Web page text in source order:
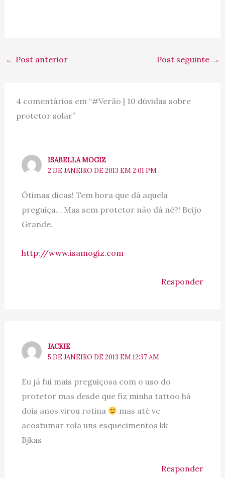
← Post anterior Post seguinte →
4 comentários em “#Verão | 10 dúvidas sobre
protetor solar”
ISABELLA MOGIZ
2 DE JANEIRO DE 2013 EM 2:01 PM
Ótimas dicas! Tem hora que dá aquela
preguiça… Mas sem protetor não dá né?! Beijo
Grande.
http://www.isamogiz.com
Responder
JACKIE
5 DE JANEIRO DE 2013 EM 12:37 AM
Eu já fui mais preguiçosa com o uso do
protetor mas desde que fiz minha tattoo há
dois anos virou rotina
mas até vc
acostumar rola uns esquecimentos kk
Bjkas
Responder